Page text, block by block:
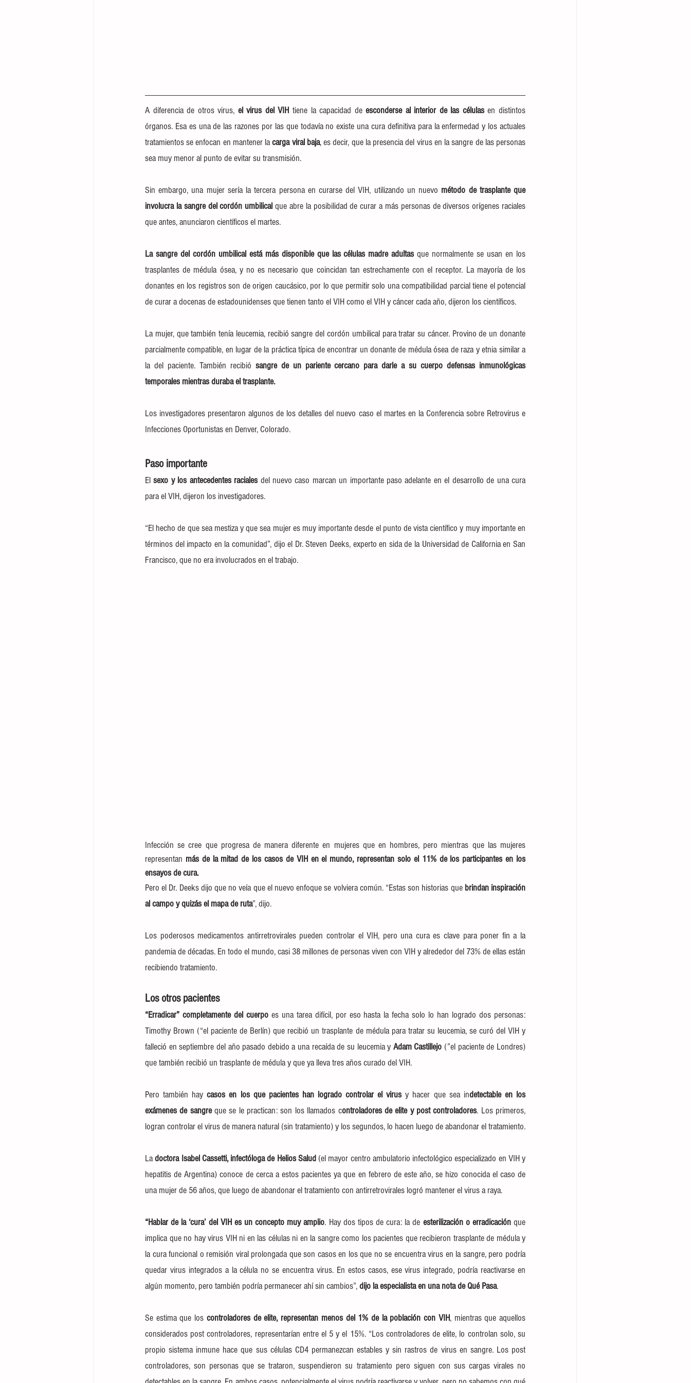
A diferencia de otros virus, el virus del VIH tiene la capacidad de esconderse al interior de las células en distintos
órganos. Esa es una de las razones por las que todavía no existe una cura definitiva para la enfermedad y los actuales
tratamientos se enfocan en mantener la carga viral baja, es decir, que la presencia del virus en la sangre de las personas
sea muy menor al punto de evitar su transmisión.
Sin embargo, una mujer sería la tercera persona en curarse del VIH, utilizando un nuevo método de trasplante que
involucra la sangre del cordón umbilical que abre la posibilidad de curar a más personas de diversos orígenes raciales
que antes, anunciaron científicos el martes.
La sangre del cordón umbilical está más disponible que las células madre adultas que normalmente se usan en los
trasplantes de médula ósea, y no es necesario que coincidan tan estrechamente con el receptor. La mayoría de los
donantes en los registros son de origen caucásico, por lo que permitir solo una compatibilidad parcial tiene el potencial
de curar a docenas de estadounidenses que tienen tanto el VIH como el VIH y cáncer cada año, dijeron los científicos.
La mujer, que también tenía leucemia, recibió sangre del cordón umbilical para tratar su cáncer. Provino de un donante
parcialmente compatible, en lugar de la práctica típica de encontrar un donante de médula ósea de raza y etnia similar a
la del paciente. También recibió sangre de un pariente cercano para darle a su cuerpo defensas inmunológicas
temporales mientras duraba el trasplante.
Los investigadores presentaron algunos de los detalles del nuevo caso el martes en la Conferencia sobre Retrovirus e
Infecciones Oportunistas en Denver, Colorado.
Paso importante
El sexo y los antecedentes raciales del nuevo caso marcan un importante paso adelante en el desarrollo de una cura
para el VIH, dijeron los investigadores.
“El hecho de que sea mestiza y que sea mujer es muy importante desde el punto de vista científico y muy importante en
términos del impacto en la comunidad”, dijo el Dr. Steven Deeks, experto en sida de la Universidad de California en San
Francisco, que no era involucrados en el trabajo.
Infección se cree que progresa de manera diferente en mujeres que en hombres, pero mientras que las mujeres
representan más de la mitad de los casos de VIH en el mundo, representan solo el 11% de los participantes en los
ensayos de cura.
Pero el Dr. Deeks dijo que no veía que el nuevo enfoque se volviera común. “Estas son historias que brindan inspiración
al campo y quizás el mapa de ruta”, dijo.
Los poderosos medicamentos antirretrovirales pueden controlar el VIH, pero una cura es clave para poner fin a la
pandemia de décadas. En todo el mundo, casi 38 millones de personas viven con VIH y alrededor del 73% de ellas están
recibiendo tratamiento.
Los otros pacientes
“Erradicar” completamente del cuerpo
Timothy Brown (“el paciente de Berlín) que recibió un trasplante de médula para tratar su leucemia, se curó del VIH y
falleció en septiembre del año pasado debido a una recaída de su leucemia y Adam Castillejo (”el paciente de Londres)
que también recibió un trasplante de médula y que ya lleva tres años curado del VIH.
Pero también hay casos en los que pacientes han logrado controlar el virus y hacer que sea indetectable en los
exámenes de sangre que se le practican: son los llamados controladores de elite y post controladores. Los primeros,
logran controlar el virus de manera natural (sin tratamiento) y los segundos, lo hacen luego de abandonar el tratamiento.
La doctora Isabel Cassetti, infectóloga de Helios Salud (el mayor centro ambulatorio infectológico especializado en VIH y
hepatitis de Argentina) conoce de cerca a estos pacientes ya que en febrero de este año, se hizo conocida el caso de
una mujer de 56 años, que luego de abandonar el tratamiento con antirretrovirales logró mantener el virus a raya.
“Hablar de la ‘cura’ del VIH es un concepto muy amplio. Hay dos tipos de cura: la de esterilización o erradicación que
implica que no hay virus VIH ni en las células ni en la sangre como los pacientes que recibieron trasplante de médula y
la cura funcional o remisión viral prolongada que son casos en los que no se encuentra virus en la sangre, pero podría
quedar virus integrados a la célula no se encuentra virus. En estos casos, ese virus integrado, podría reactivarse en
algún momento, pero también podría permanecer ahí sin cambios”, dijo la especialista en una nota de Qué Pasa.
Se estima que los controladores de elite, representan menos del 1% de la población con VIH, mientras que aquellos
considerados post controladores, representarían entre el 5 y el 15%. “Los controladores de elite, lo controlan solo, su
propio sistema inmune hace que sus células CD4 permanezcan estables y sin rastros de virus en sangre. Los post
controladores, son personas que se trataron, suspendieron su tratamiento pero siguen con sus cargas virales no